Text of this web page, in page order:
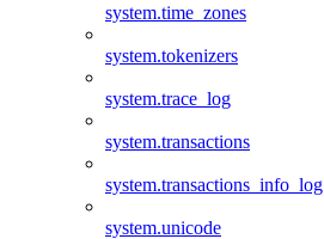
system.time_zones
system.tokenizers
system.trace_log
system.transactions
system.transactions_info_log
system.unicode